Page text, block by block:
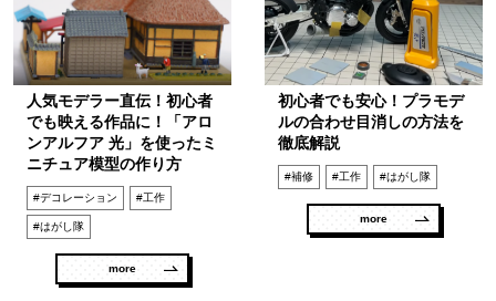
人気モデラー直伝！初心者
でも映える作品に！「アロ
ンアルフア 光」を使ったミ
ニチュア模型の作り方
#デコレーション #工作
#はがし隊
more
初心者でも安心！プラモデ
ルの合わせ目消しの方法を
徹底解説
#補修 #工作 #はがし隊
more